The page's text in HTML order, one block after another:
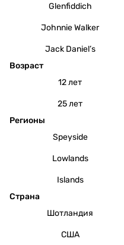
Glenfiddich
Johnnie Walker
Jack Daniel’s
Возраст
12 лет
25 лет
Регионы
Speyside
Lowlands
Islands
Страна
Шотландия
США